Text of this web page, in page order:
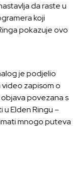
da raste u
koji
pokazuje ovo
je podjelio
zapisom o
objava povezana s
u Elden Ringu –
mnogo puteva